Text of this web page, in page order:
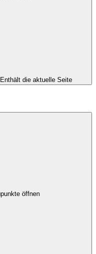
Enthält die aktuelle Seite
öffnen